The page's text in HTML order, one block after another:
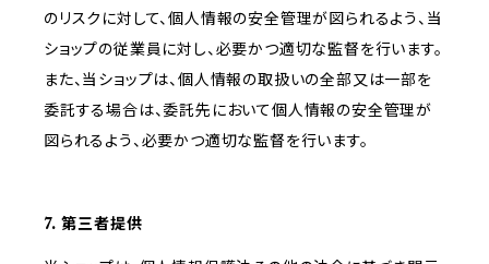
のリスクに対して、個人情報の安全管理が図られるよう、当
ショップの従業員に対し、必要かつ適切な監督を行います。
また、当ショップは、個人情報の取扱いの全部又は一部を
委託する場合は、委託先において個人情報の安全管理が
図られるよう、必要かつ適切な監督を行います。
7. 第三者提供